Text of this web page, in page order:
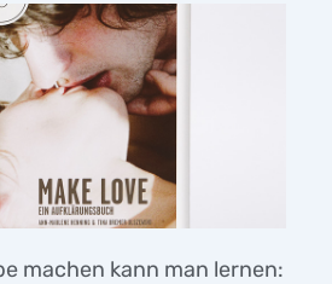
machen kann man lernen: